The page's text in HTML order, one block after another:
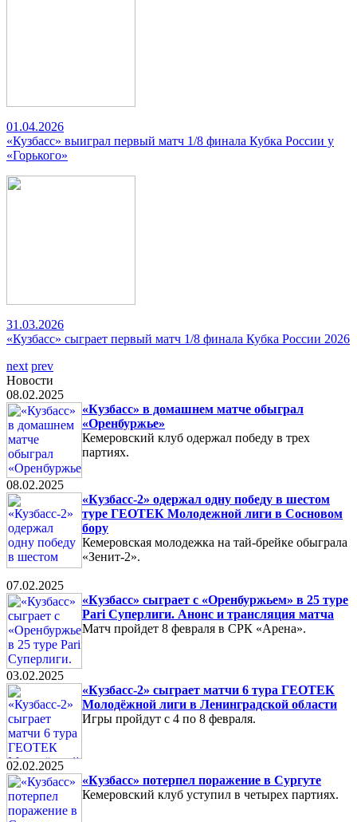
01.04.2026
«Кузбасс» выиграл первый матч 1/8 финала Кубка России у
«Горького»
31.03.2026
«Кузбасс» сыграет первый матч 1/8 финала Кубка России 2026
next prev
Новости
08.02.2025
«Кузбасс» в домашнем матче обыграл
«Оренбуржье»
Кемеровский клуб одержал победу в трех
партиях.
08.02.2025
«Кузбасс-2» одержал одну победу в шестом
туре ГЕОТЕК Молодежной лиги в Сосновом
бору
Кемеровская молодежка на тай-брейке обыграла
«Зенит-2».
07.02.2025
«Кузбасс» сыграет с «Оренбуржьем» в 25 туре
Pari Суперлиги. Анонс и трансляция матча
Матч пройдет 8 февраля в СРК «Арена».
03.02.2025
«Кузбасс-2» сыграет матчи 6 тура ГЕОТЕК
Молодёжной лиги в Ленинградской области
Игры пройдут с 4 по 8 февраля.
02.02.2025
«Кузбасс» потерпел поражение в Сургуте
Кемеровский клуб уступил в четырех партиях.